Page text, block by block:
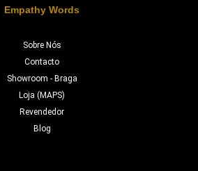
Empathy Words
Sobre Nós
Contacto
Showroom - Braga
Loja (MAPS)
Revendedor
Blog